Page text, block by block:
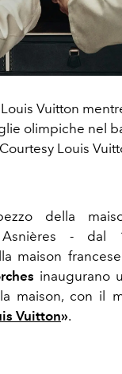
Vuitton
olimpiche nel
Louis
della
Asnières - dal
maison
inaugurano
maison, con il
Vuitton».